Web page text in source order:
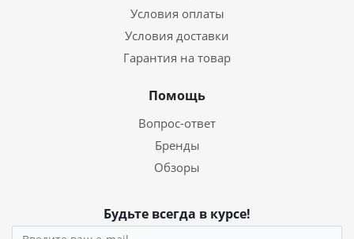
Условия оплаты
Условия доставки
Гарантия на товар
Помощь
Вопрос-ответ
Бренды
Обзоры
Будьте всегда в курсе!